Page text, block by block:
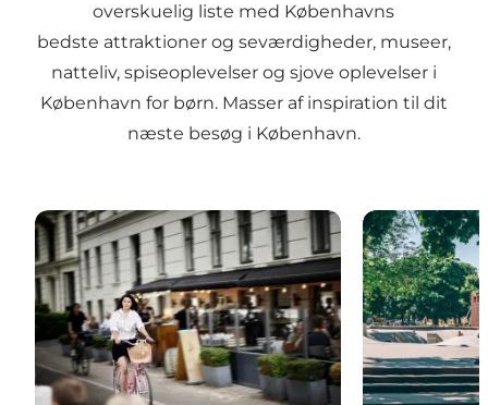
overskuelig liste med Københavns
bedste attraktioner og seværdigheder, museer,
natteliv, spiseoplevelserog sjove oplevelser i
København for børn. Masser af inspiration til dit
næste besøg i København.
Oplev København på cykel København